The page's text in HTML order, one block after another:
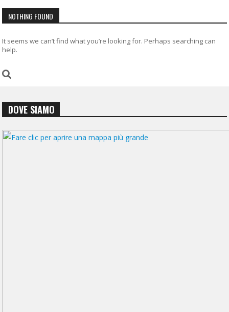
NOTHING FOUND
It seems we can’t find what you’re looking for. Perhaps searching can
help.
DOVE SIAMO